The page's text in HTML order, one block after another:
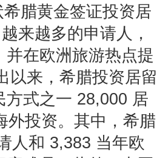
腊黄金签证投资居
来越多的申请人，
在欧洲旅游热点提
以来，希腊投资居留
方式之一 28,000 居
外投资。其中，希腊
人和 3,383 当年欧